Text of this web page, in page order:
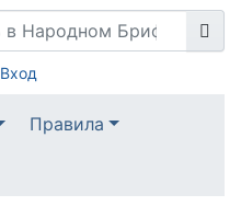
Вход
Правила